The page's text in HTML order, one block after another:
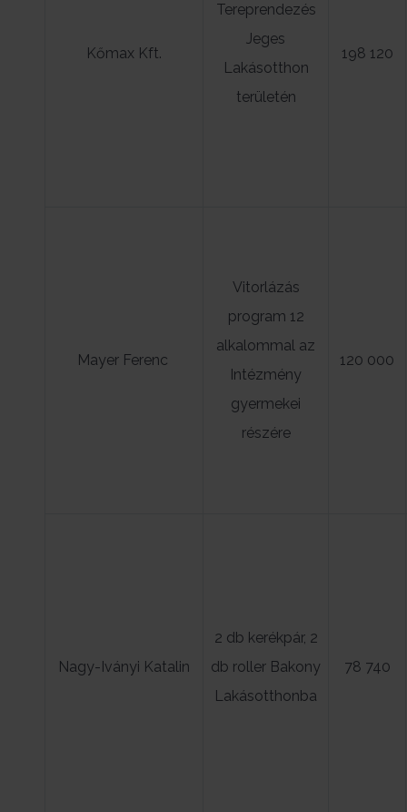
Kőmax Kft.
Tereprendezés
Jeges
Lakásotthon
területén
198 120
Mayer Ferenc
Vitorlázás
program 12
alkalommal az
Intézmény
gyermekei
részére
120 000
Nagy-Iványi Katalin
2 db kerékpár, 2
db roller Bakony
Lakásotthonba
78 740